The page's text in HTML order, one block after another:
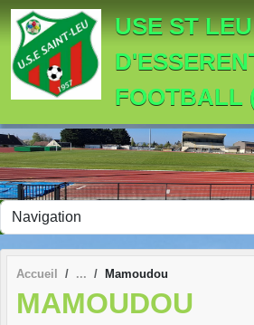
USE ST LEU
FOOTBALL
Accueil Mamoudou
MAMOUDOU
Panneau de gestion des cookies